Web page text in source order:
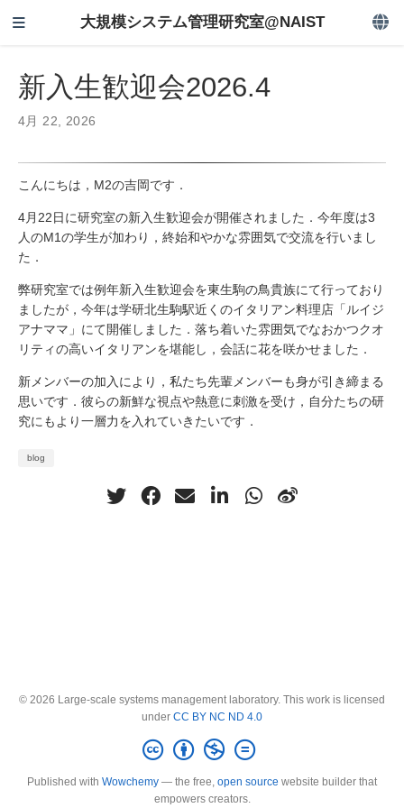
大規模システム管理研究室@NAIST
新入生歓迎会2026.4
4月 22, 2026
こんにちは，M2の吉岡です．
4月22日に研究室の新入生歓迎会が開催されました．今年度は3
人のM1の学生が加わり，終始和やかな雰囲気で交流を行いまし
た．
弊研究室では例年新入生歓迎会を東生駒の鳥貴族にて行っており
ましたが，今年は学研北生駒駅近くのイタリアン料理店「ルイジ
アナママ」にて開催しました．落ち着いた雰囲気でなおかつクオ
リティの高いイタリアンを堪能し，会話に花を咲かせました．
新メンバーの加入により，私たち先輩メンバーも身が引き締まる
思いです．彼らの新鮮な視点や熱意に刺激を受け，自分たちの研
究にもより一層力を入れていきたいです．
blog
© 2026 Large-scale systems management laboratory. This work is licensed
under CC BY NC ND 4.0
Published with Wowchemy — the free, open source website builder that
empowers creators.